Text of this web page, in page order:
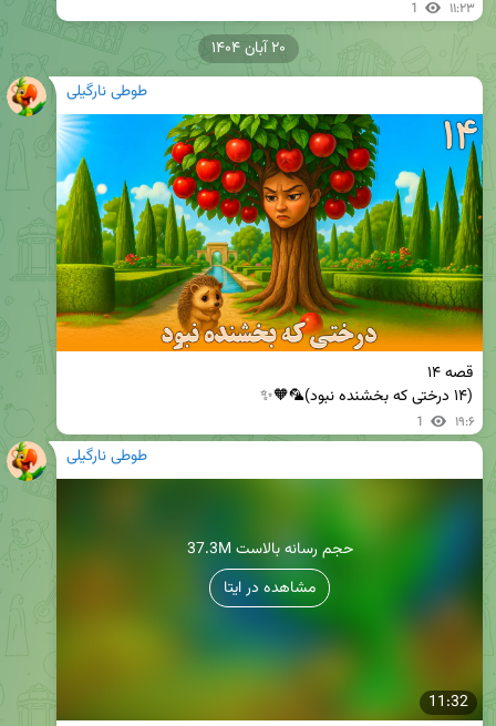
1 ۱۱:۲۳
طوطی نارگیلی
(۱۴ درختی که بخشنده نبود)🦜🧡✨
1 ۱۹:۶
۲۰ آبان ۱۴۰۴
طوطی نارگیلی
11:32
37.3M حجم رسانه بالاست
مشاهده در ایتا